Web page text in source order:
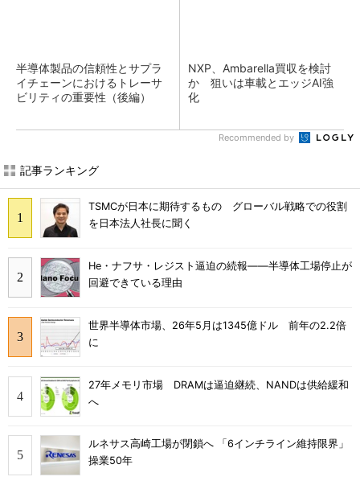
半導体製品の信頼性とサプラ
イチェーンにおけるトレーサ
ビリティの重要性（後編）
NXP、Ambarella買収を検討
か 狙いは車載とエッジAI強
化
Recommended by
記事ランキング
TSMCが日本に期待するもの グローバル戦略での役割
を日本法人社長に聞く
He・ナフサ・レジスト逼迫の続報――半導体工場停止が
回避できている理由
世界半導体市場、26年5月は1345億ドル 前年の2.2倍
に
27年メモリ市場 DRAMは逼迫継続、NANDは供給緩和
へ
ルネサス高崎工場が閉鎖へ 「6インチライン維持限界」
操業50年